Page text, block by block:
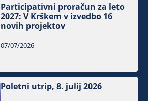
Participativni proračun za leto
2027: V Krškem v izvedbo 16
novih projektov
07/07/2026
Poletni utrip, 8. julij 2026